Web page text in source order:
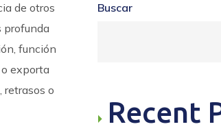
de otros
profunda
función
exporta
retrasos o
Buscar
Recent